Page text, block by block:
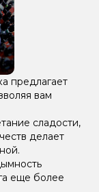
предлагает
вам
сладости,
делает
еще более